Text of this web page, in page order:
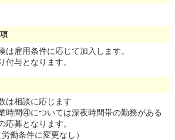
は雇用条件に応じて加入します。
付与となります。
は相談に応じます
時間④については深夜時間帯の勤務がある
応募となります。
働条件に変更なし）